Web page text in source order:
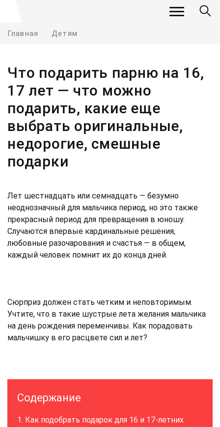
Главная Детям
Что подарить парню на 16,
17 лет — что можно
подарить, какие еще
выбрать оригинальные,
недорогие, смешные
подарки
Лет шестнадцать или семнадцать — безумно
неоднозначный для мальчика период, но это также
прекрасный период для превращения в юношу.
Случаются впервые кардинальные решения,
любовные разочарования и счастья — в общем,
каждый человек помнит их до конца дней.
Сюрприз должен стать четким и неповторимым.
Учтите, что в такие шустрые лета желания мальчика
на день рождения переменчивы. Как порадовать
мальчишку в его расцвете сил и лет?
Содержание
Как подобрать подарок для 16 и 17-летних